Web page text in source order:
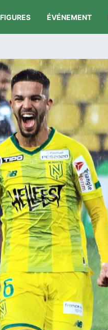
FIGURES ÉVÉNEMENT